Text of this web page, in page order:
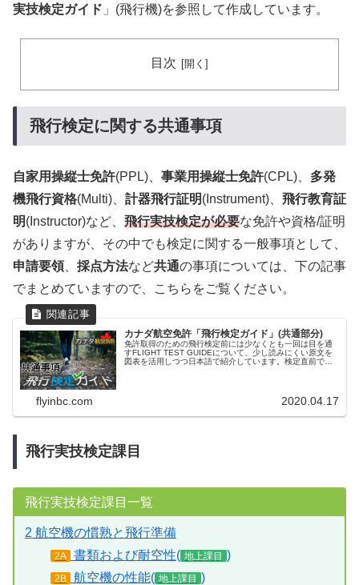
実技検定ガイド 」(飛行機)を参照して作成しています。
目次
飛行検定に関する共通事項
自家用操縦士免許(PPL)、 事業用操縦士免許(CPL)、 多発
機飛行資格(Multi)、 計器飛行証明(Instrument)、 飛行教育証
明(Instructor)など、 飛行実技検定が必要な免許や資格/証明
がありますが、その中でも検定に関する一般事項として、
申請要領、 採点方法など共通の事項については、下の記事
でまとめていますので、こちらをご覧ください。
カナダ航空免許「飛行検定ガイド」(共通部分)
免許取得のための飛行検定前には少なくとも一回は目を通
すFLIGHT TEST GUIDEについて、少し読みにくい原文を
図表を活用しつつ日本語で紹介しています。検定直前でな
flyinbc.com 2020.04.17
飛行実技検定課目
飛行実技検定課目一覧
2 航空機の慣熟と飛行準備
2A 書類および耐空性( 地上課目 )
2B 航空機の性能( 地上課目 )